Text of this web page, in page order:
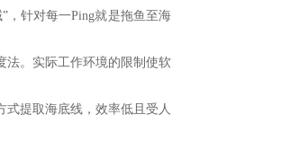
，针对每一Ping就是拖鱼至海
。实际工作环境的限制使软
提取海底线，效率低且受人